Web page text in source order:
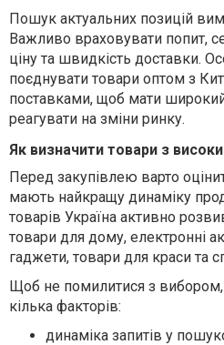
Пошук актуальних позицій
Важливо враховувати попит,
ціну та швидкість доставки.
поєднувати товари оптом з
поставками, щоб мати
реагувати на зміни ринку.
Як визначити товари з
Перед закупівлею варто
мають найкращу динаміку
товарів Україна активно
товари для дому, електронні
гаджети, товари для краси та
Щоб не помилитися з вибором,
кілька факторів:
динаміка запитів у